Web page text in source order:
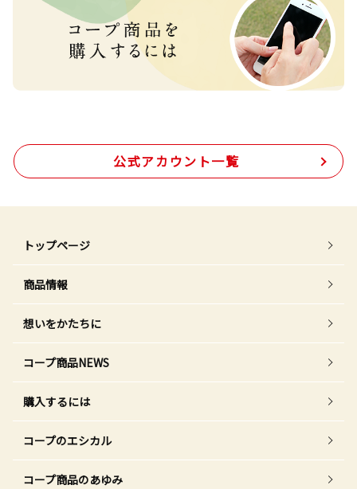
公式アカウント一覧
トップページ
商品情報
想いをかたちに
コープ商品NEWS
購入するには
コープのエシカル
コープ商品のあゆみ